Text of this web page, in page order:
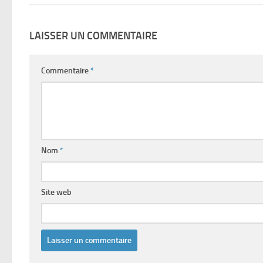
LAISSER UN COMMENTAIRE
Commentaire*
Nom *
Site web